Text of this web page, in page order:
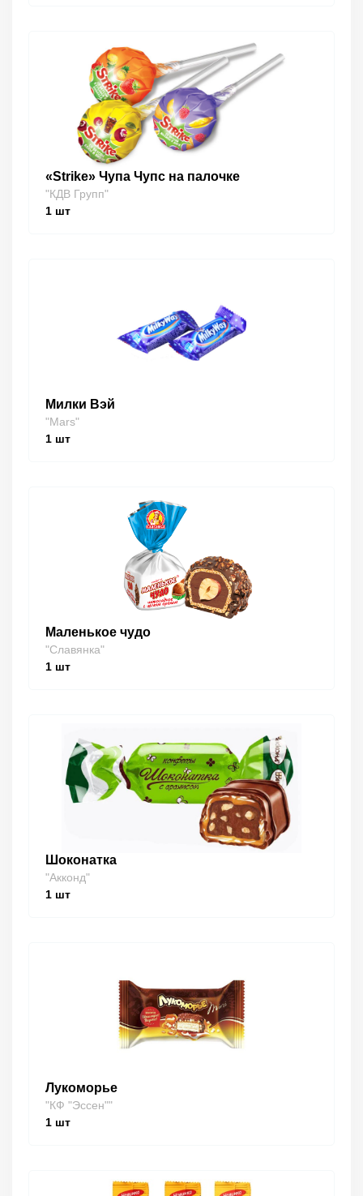
«Strike» Чупа Чупс на палочке
"КДВ Групп"
1 шт
Милки Вэй
"Mars"
1 шт
Маленькое чудо
"Славянка"
1 шт
Шоконатка
"Акконд"
1 шт
Лукоморье
"КФ "Эссен""
1 шт